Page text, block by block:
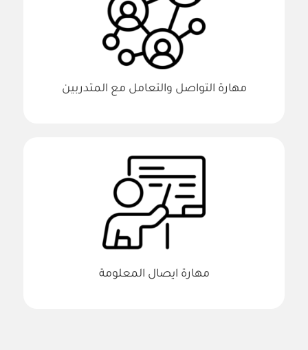
مهارة التواصل والتعامل مع المتدربين
مهارة ايصال المعلومة